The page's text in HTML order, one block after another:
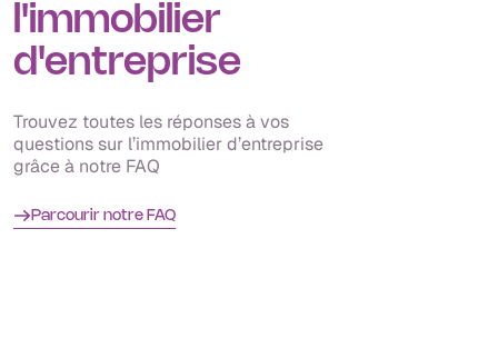
l'immobilier
d'entreprise
Trouvez toutes les réponses à vos
questions sur l’immobilier d’entreprise
grâce à notre FAQ
Parcourir notre FAQ